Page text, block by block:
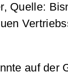
Quelle:
auf der